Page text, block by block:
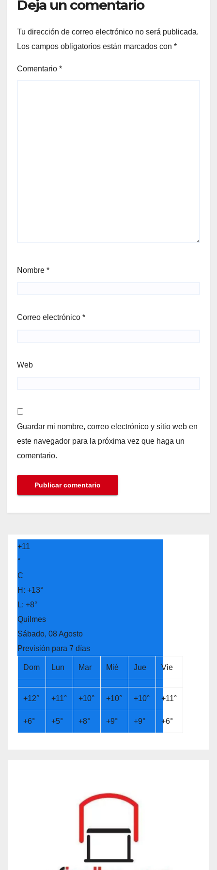
Deja un comentario
Tu dirección de correo electrónico no será publicada.
Los campos obligatorios están marcados con *
Comentario *
Nombre *
Correo electrónico *
Web
Guardar mi nombre, correo electrónico y sitio web en
este navegador para la próxima vez que haga un
comentario.
+11
°
C
H: +13°
L: +8°
Quilmes
Sábado, 08 Agosto
Previsión para 7 días
Dom Lun Mar Mié Jue Vie
+12° +11° +10° +10° +10° +11°
+6° +5° +8° +9° +9° +6°